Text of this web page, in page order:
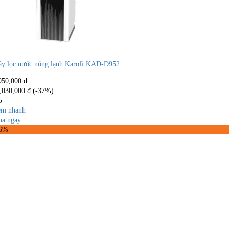
lọc nước nóng lạnh Karofi KAD-D952
₫
₫ (-37%)
nhanh
ngay